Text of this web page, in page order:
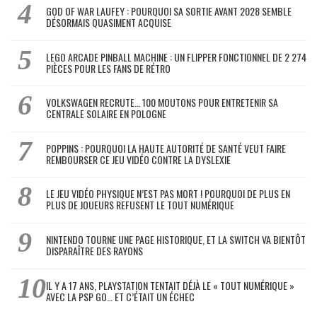
GOD OF WAR LAUFEY : POURQUOI SA SORTIE AVANT 2028 SEMBLE
DÉSORMAIS QUASIMENT ACQUISE
LEGO ARCADE PINBALL MACHINE : UN FLIPPER FONCTIONNEL DE 2 274
PIÈCES POUR LES FANS DE RÉTRO
VOLKSWAGEN RECRUTE… 100 MOUTONS POUR ENTRETENIR SA
CENTRALE SOLAIRE EN POLOGNE
POPPINS : POURQUOI LA HAUTE AUTORITÉ DE SANTÉ VEUT FAIRE
REMBOURSER CE JEU VIDÉO CONTRE LA DYSLEXIE
LE JEU VIDÉO PHYSIQUE N’EST PAS MORT ! POURQUOI DE PLUS EN
PLUS DE JOUEURS REFUSENT LE TOUT NUMÉRIQUE
NINTENDO TOURNE UNE PAGE HISTORIQUE, ET LA SWITCH VA BIENTÔT
DISPARAÎTRE DES RAYONS
IL Y A 17 ANS, PLAYSTATION TENTAIT DÉJÀ LE « TOUT NUMÉRIQUE »
AVEC LA PSP GO… ET C’ÉTAIT UN ÉCHEC